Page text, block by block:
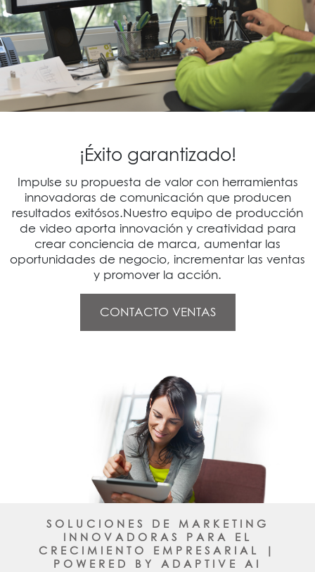
¡Éxito garantizado!
Impulse su propuesta de valor con herramientas
innovadoras de comunicación que producen
resultados exitósos.Nuestro equipo de producción
de video aporta innovación y creatividad para
crear conciencia de marca, aumentar las
oportunidades de negocio, incrementar las ventas
y promover la acción.
CONTACTO VENTAS
SOLUCIONES DE MARKETING
INNOVADORAS PARA EL
CRECIMIENTO EMPRESARIAL |
POWERED BY ADAPTIVE AI